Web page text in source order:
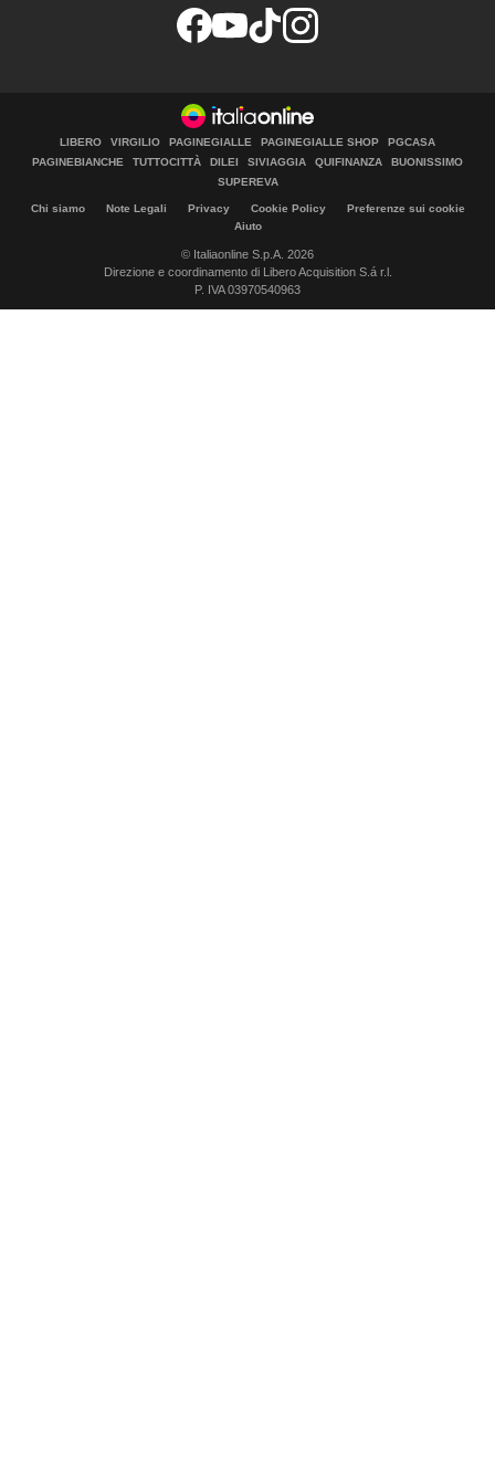
LIBERO VIRGILIO PAGINEGIALLE PAGINEGIALLE SHOP
PGCASA
PAGINEBIANCHE
TUTTOCITTÀ DILEI SIVIAGGIA QUIFINANZA
BUONISSIMO
SUPEREVA
Chi siamo Note Legali Privacy Cookie Policy
Preferenze sui cookie
Aiuto
© Italiaonline S.p.A. 2026
Direzione e coordinamento di Libero Acquisition S.á r.l.
P. IVA 03970540963